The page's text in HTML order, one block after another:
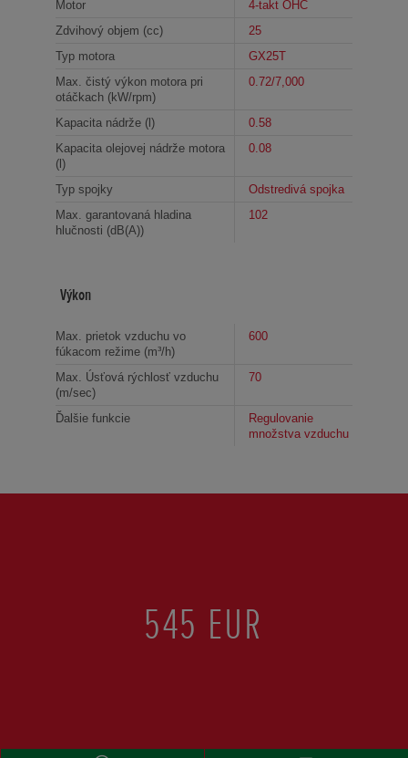
Motor
4-takt OHC
Zdvihový objem (cc)
25
Typ motora
GX25T
Max. čistý výkon motora pri
otáčkach (kW/rpm)
0.72/7,000
Kapacita nádrže (l)
0.58
Kapacita olejovej nádrže motora
(l)
0.08
Typ spojky
Odstredivá spojka
Max. garantovaná hladina
hlučnosti (dB(A))
102
Výkon
Max. prietok vzduchu vo
fúkacom režime (m³/h)
600
Max. Úsťová rýchlosť vzduchu
(m/sec)
70
Ďalšie funkcie
Regulovanie
množstva vzduchu
545 EUR